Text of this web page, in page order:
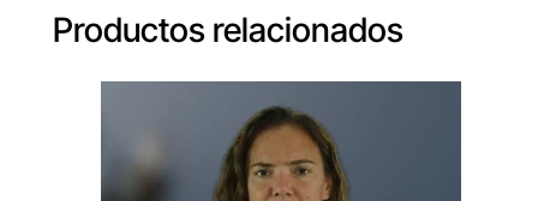
en
Productos relacionados